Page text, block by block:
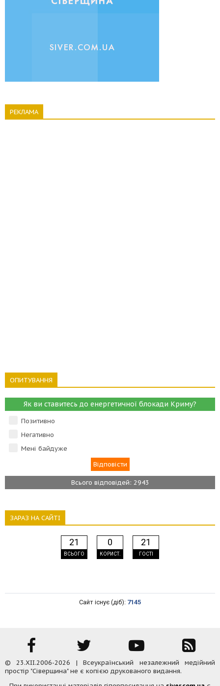
РЕКЛАМА
ОПИТУВАННЯ
Як ви ставитесь до енергетичної блокади Криму?
Позитивно
Негативно
Мені байдуже
Всього відповідей: 2943
ЗАРАЗ НА САЙТІ
21
ВСЬОГО
0
КОРИСТ.
21
ГОСТІ
Сайт існує (діб): 7145
© 23.XII.2006-2026 | Всеукраїнський незалежний медійний
простір "Сіверщина" не є копією друкованого видання.